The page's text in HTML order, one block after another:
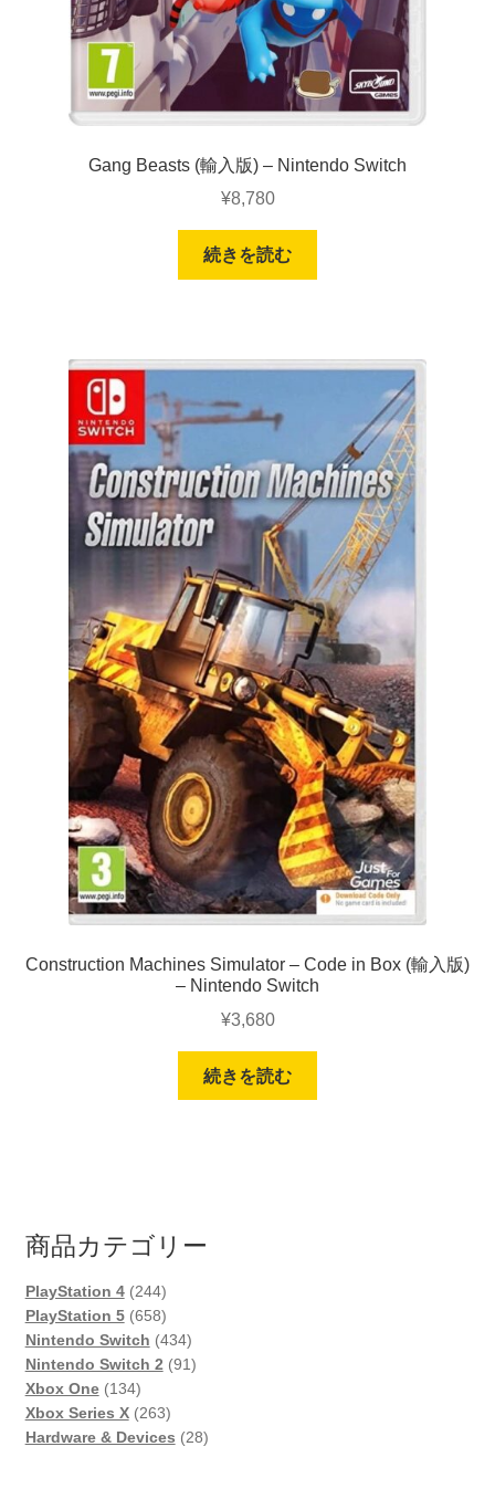
Gang Beasts (輸入版) – Nintendo Switch
¥8,780
続きを読む
Construction Machines Simulator – Code in Box (輸入版)
– Nintendo Switch
¥3,680
続きを読む
商品カテゴリー
PlayStation 4 244244
個
の
商
PlayStation 5 658658
個
の
品
Nintendo Switch 434434
個
品
Nintendo Switch 2 9191
商
Xbox One 134134
個
の
Xbox Series X 263263
個
Hardware & Devices 2828